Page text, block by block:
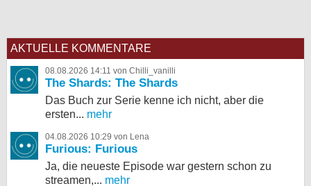
AKTUELLE KOMMENTARE
08.08.2026 14:11 von Chilli_vanilli
The Shards: The Shards
Das Buch zur Serie kenne ich nicht, aber die
ersten... mehr
04.08.2026 10:29 von Lena
Furious: Furious
Ja, die neueste Episode war gestern schon zu
streamen,... mehr